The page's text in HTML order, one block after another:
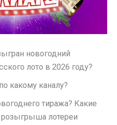
новогодний
лото в 2026 году?
какому каналу?
тиража? Какие
лотереи